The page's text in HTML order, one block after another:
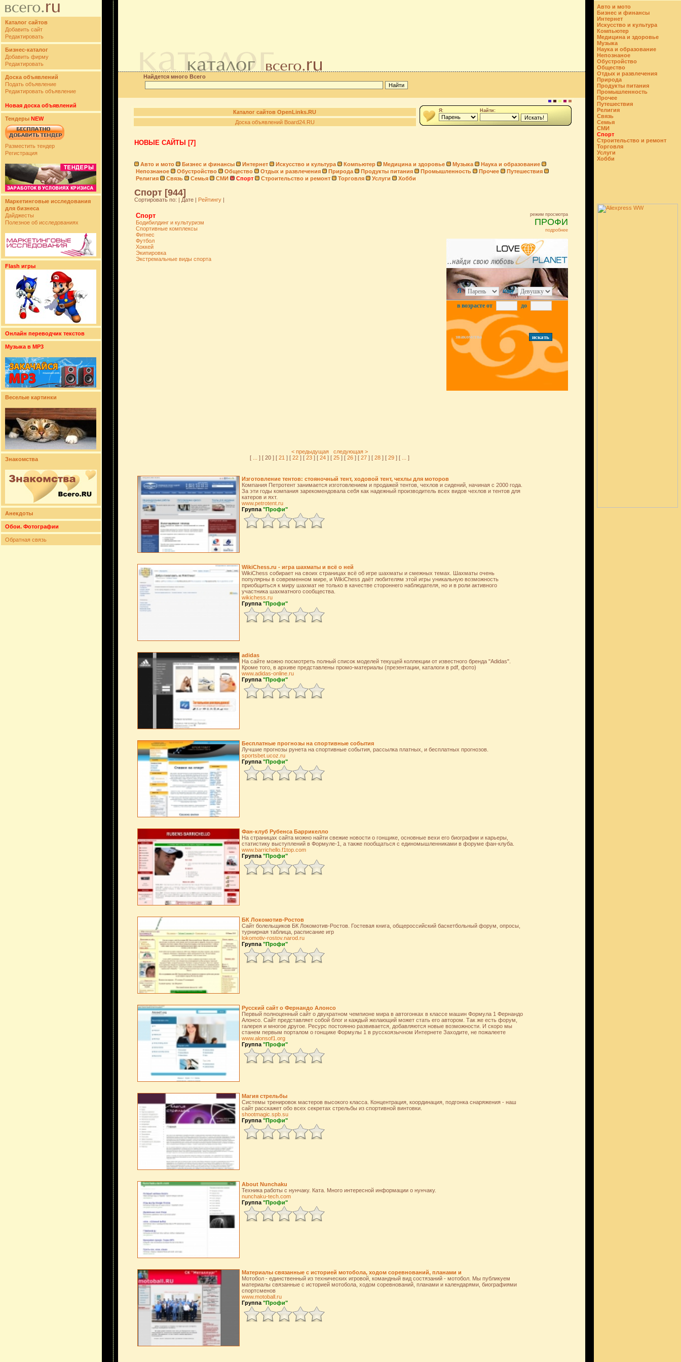
Каталог сайтов
Добавить сайт
Редактировать
Бизнес-каталог
Добавить фирму
Редактировать
Доска объявлений
Подать объявление
Редактировать объявление
Новая доска объявлений
Тендеры NEW
Разместить тендер
Регистрация
Маркетинговые исследования
для бизнеса
Дайджесты
Полезное об исследованиях
Flash игры
Онлайн переводчик текстов
Музыка в MP3
Веселые картинки
Знакомства
Анекдоты
Обои. Фотографии
Обратная связь
Авто и мото
Бизнес и финансы
Интернет
Искусство и культура
Компьютер
Медицина и здоровье
Музыка
Наука и образование
Непознаное
Обустройство
Общество
Отдых и развлечения
Природа
Продукты питания
Промышленность
Прочее
Путешествия
Религия
Связь
Семья
СМИ
Спорт
Строительство и ремонт
Торговля
Услуги
Хобби
Найдется много Всего
Каталог сайтов OpenLinks.RU
Доска объявлений Board24.RU
Я: Найти:
НОВЫЕ САЙТЫ [7]
Авто и мото Бизнес и финансы Интернет Искусство и культура Компьютер Медицина и здоровье Музыка
Наука и образование
Непознаное
Обустройство Общество Отдых и развлечения Природа Продукты питания Промышленность Прочее
Путешествия
Религия
Связь Семья СМИ Спорт Строительство и ремонт Торговля Услуги Хобби
Спорт [944]
Сортировать по: | Дате | Рейтингу|
Спорт
Бодибилдинг и культуризм
Спортивные комплексы
Фитнес
Футбол
Хоккей
Экипировка
Экстремальные виды спорта
режим просмотра
ПРОФИ
подробнее
Я ищу
в возрасте от до
знакомства
< предыдущая
следующая >
[... ] [ 20 ] [21 ] [22 ] [23 ] [24 ] [25 ] [26 ] [27 ] [28 ] [29 ] [... ]
Изготовление тентов: стояночный тент, ходовой тент, чехлы для моторов
Компания Петротент занимается изготовлением и продажей тентов, чехлов и сидений, начиная с 2000 года.
За эти годы компания зарекомендовала себя как надежный производитель всех видов чехлов и тентов для
катеров и яхт.
www.petrotent.ru
Группа "Профи"
WikiChess.ru - игра шахматы и всё о ней
WikiChess собирает на своих страницах всё об игре шахматы и смежных темах. Шахматы очень
популярны в современном мире, и WikiChess даёт любителям этой игры уникальную возможность
приобщиться к миру шахмат не только в качестве стороннего наблюдателя, но и в роли активного
участника шахматного сообщества.
wikichess.ru
Группа "Профи"
adidas
На сайте можно посмотреть полный список моделей текущей коллекции от известного бренда "Adidas".
Кроме того, в архиве представлены промо-материалы (презентации, каталоги в pdf, фото)
www.adidas-online.ru
Группа "Профи"
Бесплатные прогнозы на спортивные события
Лучшие прогнозы рунета на спортивные события, рассылка платных, и бесплатных прогнозов.
sportsbet.ucoz.ru
Группа "Профи"
Фан-клуб Рубенса Баррикелло
На страницах сайта можно найти свежие новости о гонщике, основные вехи его биографии и карьеры,
статистику выступлений в Формуле-1, а также пообщаться с единомышленниками в форуме фан-клуба.
www.barrichello.f1top.com
Группа "Профи"
БК Локомотив-Ростов
Сайт болельщиков БК Локомотив-Ростов. Гостевая книга, общероссийский баскетбольный форум, опросы,
турнирная таблица, расписание игр
lokomotiv-rostov.narod.ru
Группа "Профи"
Русский сайт о Фернандо Алонсо
Первый полноценный сайт о двукратном чемпионе мира в автогонках в классе машин Формула 1 Фернандо
Алонсо. Сайт представляет собой блог и каждый желающий может стать его автором. Так же есть форум,
галерея и многое другое. Ресурс постоянно развивается, добавляются новые возможности. И скоро мы
станем первым порталом о гонщике Формулы 1 в русскоязычном Интернете Заходите, не пожалеете
www.alonsof1.org
Группа "Профи"
Магия стрельбы
Системы тренировок мастеров высокого класса. Концентрация, координация, подгонка снаряжения - наш
сайт расскажет обо всех секретах стрельбы из спортивной винтовки.
shootmagic.spb.su
Группа "Профи"
About Nunchaku
Техника работы с нунчаку. Ката. Много интересной информации о нунчаку.
nunchaku-tech.com
Группа "Профи"
Материалы связанные с историей мотобола, ходом соревнований, планами и
Мотобол - единственный из технических игровой, командный вид состязаний - мотобол. Мы публикуем
материалы связанные с историей мотобола, ходом соревнований, планами и календарями, биографиями
спортсменов
www.motoball.ru
Группа "Профи"